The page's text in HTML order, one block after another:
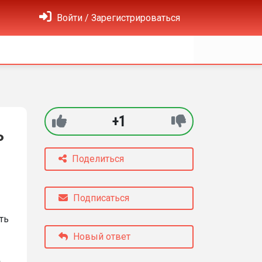
Войти / Зарегистрироваться
+1
Поделиться
Подписаться
Новый ответ